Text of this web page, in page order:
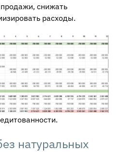
снижать
расходы.
натуральных